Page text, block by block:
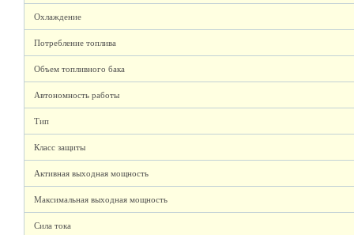
Охлаждение
Потребление топлива
Объем топливного бака
Автономность работы
Тип
Класс защиты
Активная выходная мощность
Максимальная выходная мощность
Сила тока